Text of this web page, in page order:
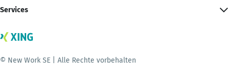
Services
© New Work SE | Alle Rechte vorbehalten